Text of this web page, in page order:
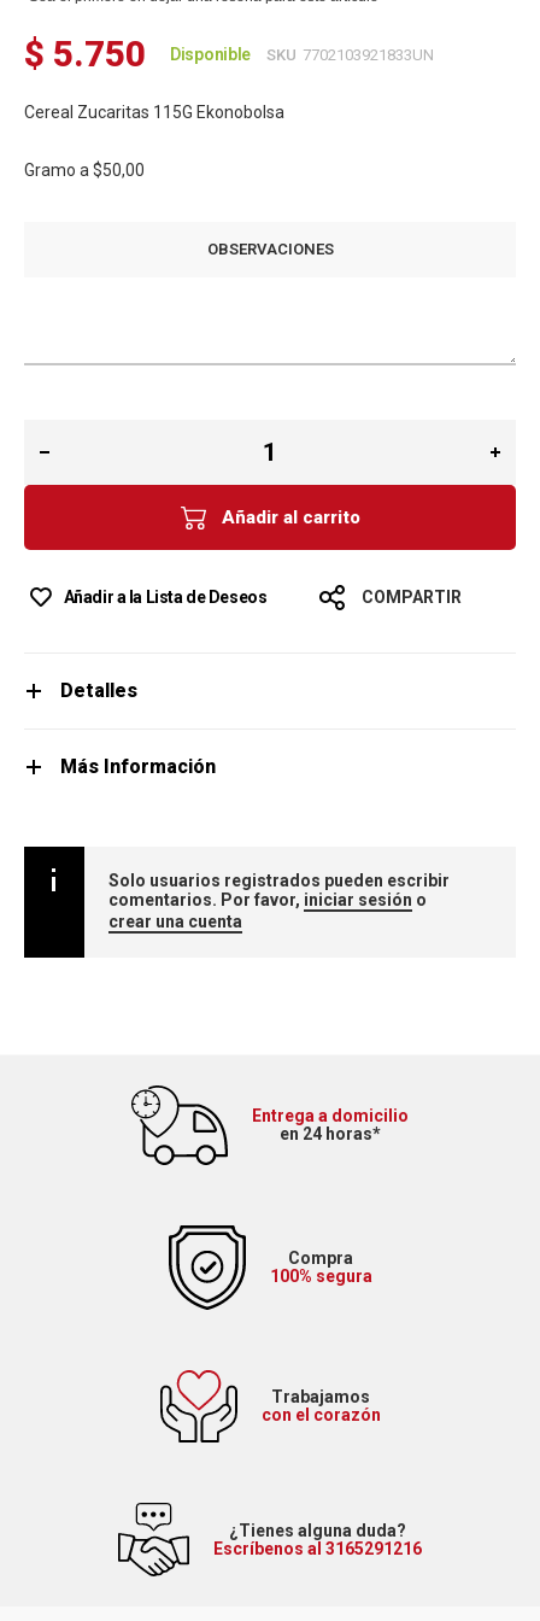
$ 5.750 Disponible SKU 7702103921833UN
Cereal Zucaritas 115G Ekonobolsa
Gramo a $50,00
OBSERVACIONES
Añadir al carrito
Añadir a la Lista de Deseos COMPARTIR
Detalles
Más Información
Solo usuarios registrados pueden escribir
comentarios. Por favor, iniciar sesión o
crear una cuenta
Entrega a domicilio
en 24 horas*
Compra
100% segura
Trabajamos
con el corazón
¿Tienes alguna duda?
Escríbenos al 3165291216